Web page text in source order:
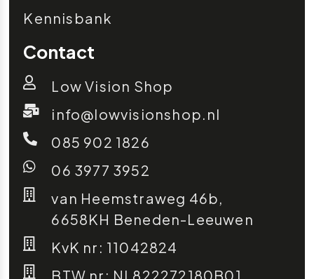
Kennisbank
Contact
Low Vision Shop
info@lowvisionshop.nl
085 902 1826
06 3977 3952
van Heemstraweg 46b,
6658KH Beneden-Leeuwen
KvK nr: 11042824
BTW nr: NL822272180B01